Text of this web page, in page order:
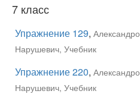
7 класс
Упражнение 129,
Нарушевич, Учебник
Упражнение 220,
Нарушевич, Учебник